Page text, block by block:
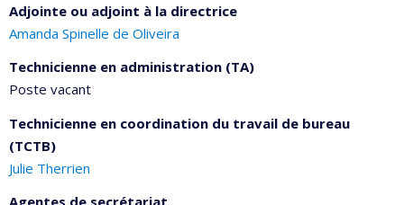
Adjointe ou adjoint à la directrice
Amanda Spinelle de Oliveira
Technicienne en administration (TA)
Poste vacant
Technicienne en coordination du travail de bureau
(TCTB)
Julie Therrien